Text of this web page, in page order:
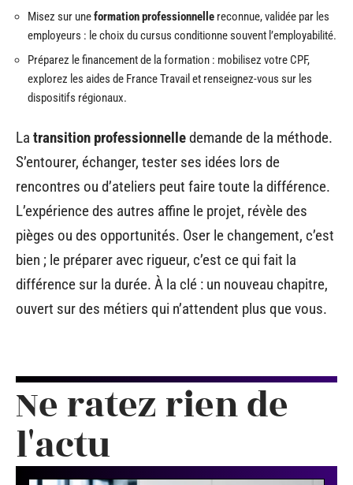
Misez sur uneformation professionnelle reconnue, validée par les
employeurs : le choix du cursus conditionne souvent l’employabilité.
Préparez le financement de la formation : mobilisez votre CPF,
explorez les aides de France Travail et renseignez-vous sur les
dispositifs régionaux.
La transition professionnelledemande de la méthode.
S’entourer, échanger, tester ses idées lors de
rencontres ou d’ateliers peut faire toute la différence.
L’expérience des autres affine le projet, révèle des
pièges ou des opportunités. Oser le changement, c’est
bien ; le préparer avec rigueur, c’est ce qui fait la
différence sur la durée. À la clé : un nouveau chapitre,
ouvert sur des métiers qui n’attendent plus que vous.
Ne ratez rien de
l'actu